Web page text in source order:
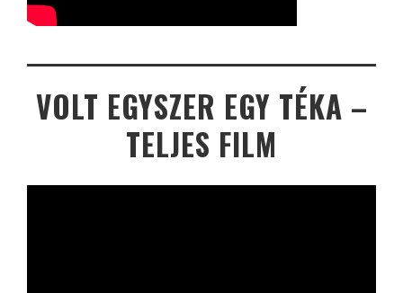
VOLT EGYSZER EGY TÉKA –
TELJES FILM